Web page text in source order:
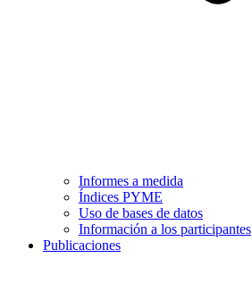
Informes a medida
Índices PYME
Uso de bases de datos
Información a los participantes
Publicaciones